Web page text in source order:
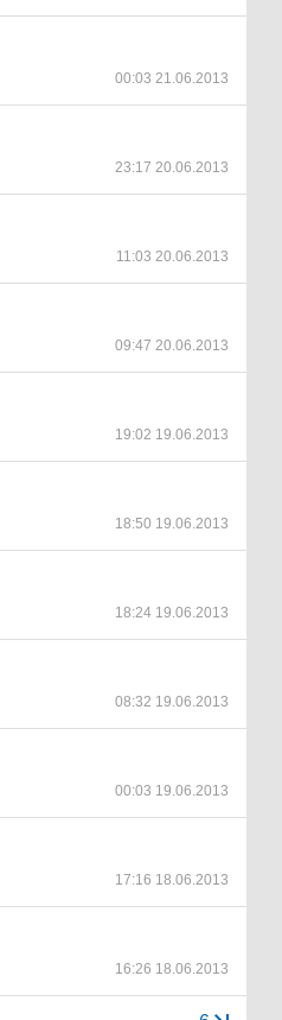
00:03 21.06.2013
23:17 20.06.2013
11:03 20.06.2013
09:47 20.06.2013
19:02 19.06.2013
18:50 19.06.2013
18:24 19.06.2013
08:32 19.06.2013
00:03 19.06.2013
17:16 18.06.2013
16:26 18.06.2013